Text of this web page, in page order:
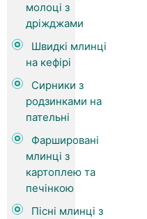
молоці з
дріжджами
Швидкі млинці
на кефірі
Сирники з
родзинками на
пательні
Фаршировані
млинці з
картоплею та
печінкою
Пісні млинці з